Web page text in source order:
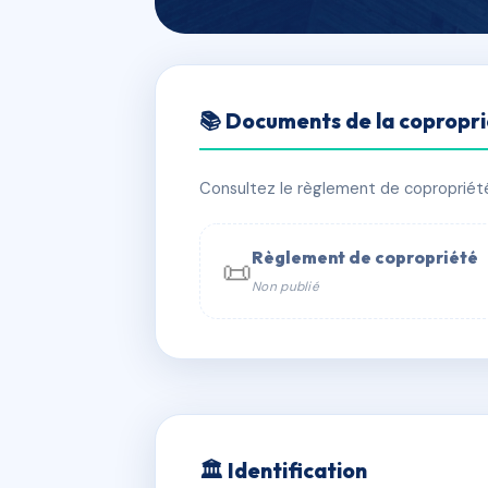
5 RUE
📍 5 Rue VERDALE 34000
📞 Contacter Syndic Digital
📚 Documents de la
Consultez le règlement de
📜Règlement de copropriété
Non publié
🏛 Identification